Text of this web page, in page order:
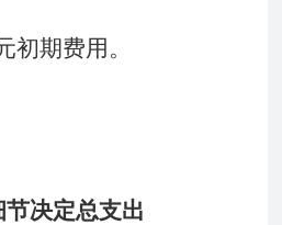
初期费用。
决定总支出